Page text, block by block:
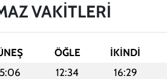
VAKITLERI
ÖĞLE İKINDI
12:34 16:29